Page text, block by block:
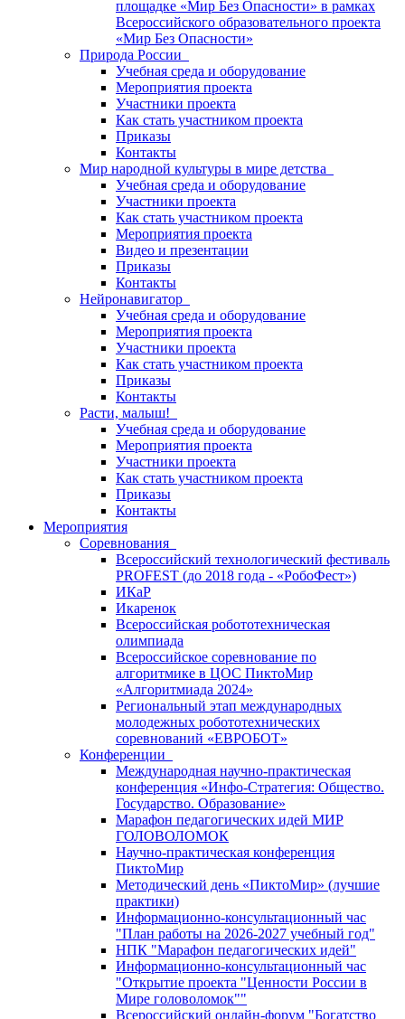
площадке «Мир Без Опасности» в рамках
Всероссийского образовательного проекта
«Мир Без Опасности»
Природа России
Учебная среда и оборудование
Мероприятия проекта
Участники проекта
Как стать участником проекта
Приказы
Контакты
Мир народной культуры в мире детства
Учебная среда и оборудование
Участники проекта
Как стать участником проекта
Мероприятия проекта
Видео и презентации
Приказы
Контакты
Нейронавигатор
Учебная среда и оборудование
Мероприятия проекта
Участники проекта
Как стать участником проекта
Приказы
Контакты
Расти, малыш!
Учебная среда и оборудование
Мероприятия проекта
Участники проекта
Как стать участником проекта
Приказы
Контакты
Мероприятия
Соревнования
Всероссийский технологический фестиваль
PROFEST (до 2018 года - «РобоФест»)
ИКаР
Икаренок
Всероссийская робототехническая
олимпиада
Всероссийское соревнование по
алгоритмике в ЦОС ПиктоМир
«Алгоритмиада 2024»
Региональный этап международных
молодежных робототехнических
соревнований «ЕВРОБОТ»
Конференции
Международная научно-практическая
конференция «Инфо-Стратегия: Общество.
Государство. Образование»
Марафон педагогических идей МИР
ГОЛОВОЛОМОК
Научно-практическая конференция
ПиктоМир
Методический день «ПиктоМир» (лучшие
практики)
Информационно-консультационный час
"План работы на 2026-2027 учебный год"
НПК "Марафон педагогических идей"
Информационно-консультационный час
"Открытие проекта "Ценности России в
Мире головоломок""
Всероссийский онлайн-форум "Богатство